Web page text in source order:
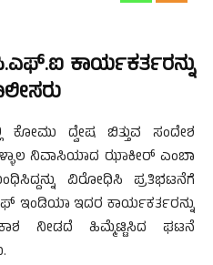
ಕಾರ್ಯಕರ್ತರನ್ನು
ಕೋಮು ದ್ವೇಷ ಬಿತ್ತುವ ಸಂದೇಶ
ನಿವಾಸಿಯಾದ ಝಾಕೀರ್ ಎಂಬಾ
ವಿರೋಧಿಸಿ ಪ್ರತಿಭಟನೆಗೆ
ಇಂಡಿಯಾ ಇದರ ಕಾರ್ಯಕರ್ತರನ್ನು
ನೀಡದೆ ಹಿಮ್ಮೆಟ್ಟಿಸಿದ ಘಟನೆ